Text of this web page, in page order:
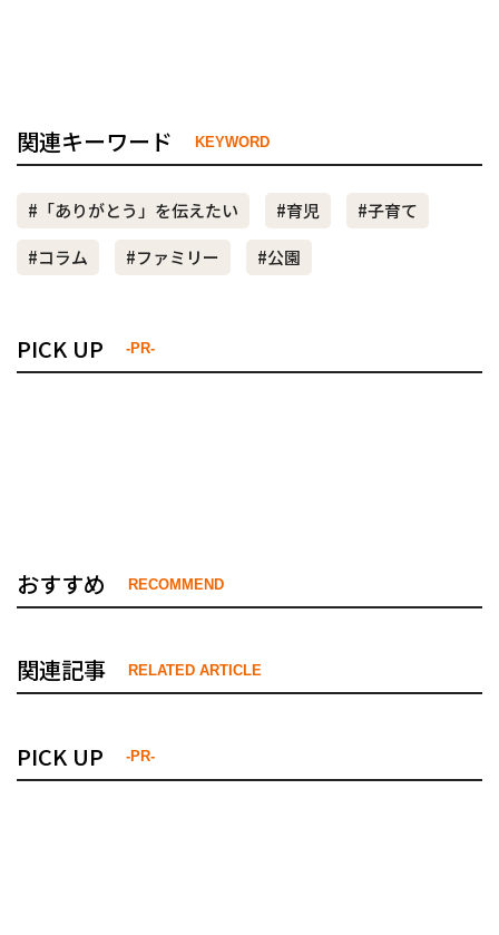
関連キーワード KEYWORD
#「ありがとう」を伝えたい #育児
#子育て
#コラム
#ファミリー #公園
PICK UP -PR-
おすすめ RECOMMEND
関連記事 RELATED ARTICLE
PICK UP -PR-